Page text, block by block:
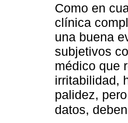
Como en
clínica
una buena
subjetivos
médico que
irritabilidad,
palidez,
datos,